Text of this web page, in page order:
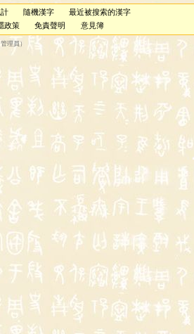
隨機漢字
最近被搜索的漢字
政策 免責聲明 意見簿
管理員）